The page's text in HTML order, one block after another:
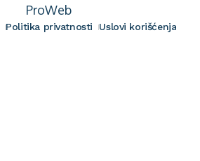
ProWeb
Politika privatnosti Uslovi korišćenja